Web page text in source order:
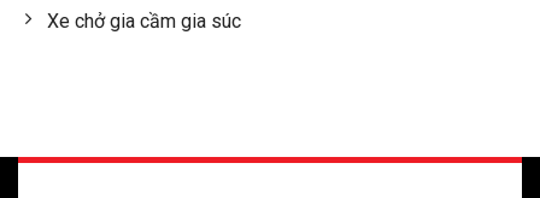
Xe chở gia cầm gia súc